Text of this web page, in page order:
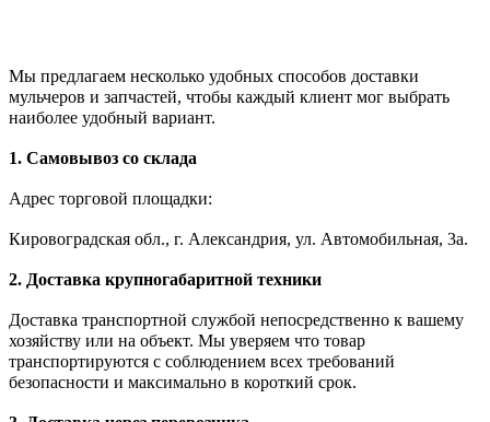
Мы предлагаем несколько удобных способов доставки
мульчеров и запчастей, чтобы каждый клиент мог выбрать
наиболее удобный вариант.
1. Самовывоз со склада
Адрес торговой площадки:
Кировоградская обл., г. Александрия, ул. Автомобильная, 3а.
2. Доставка крупногабаритной техники
Доставка транспортной службой непосредственно к вашему
хозяйству или на объект. Мы уверяем что товар
транспортируются с соблюдением всех требований
безопасности и максимально в короткий срок.